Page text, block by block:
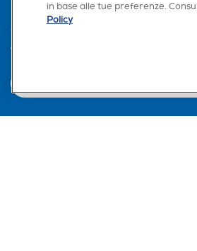
Trova negozio
in base alle tue preferenze.
Policy